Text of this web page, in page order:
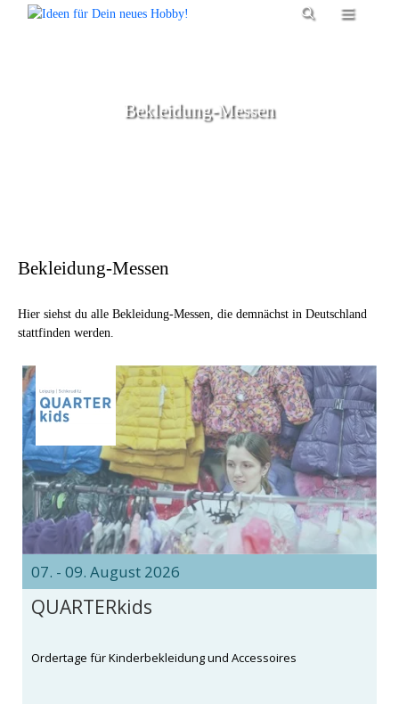
Menü
Bekleidung-Messen
Bekleidung-Messen
Hier siehst du alle Bekleidung-Messen, die demnächst in Deutschland
stattfinden werden.
07. - 09. August 2026
QUARTERkids
Ordertage für Kinderbekleidung und Accessoires